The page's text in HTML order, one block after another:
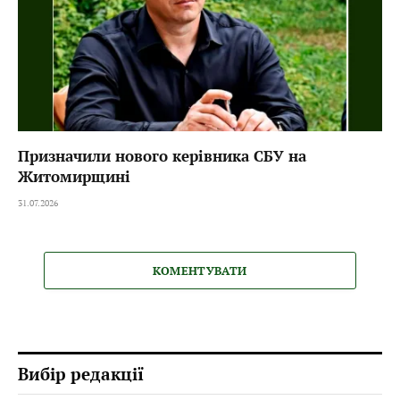
Призначили нового керівника СБУ на
Житомирщині
31.07.2026
КОМЕНТУВАТИ
Вибір редакції